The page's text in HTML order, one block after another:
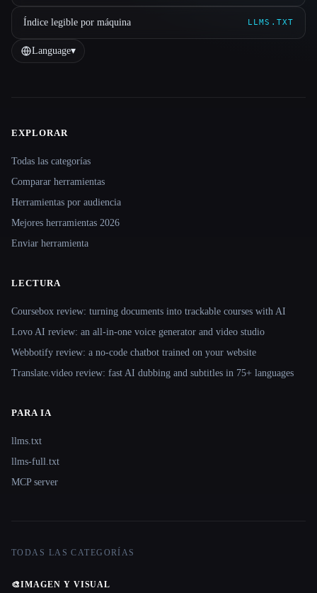
Índice legible por máquina LLMS.TXT
Language▾
Site navigation
EXPLORAR
Todas las categorías
Comparar herramientas
Herramientas por audiencia
Mejores herramientas 2026
Enviar herramienta
LECTURA
Coursebox review: turning documents into trackable courses with AI
Lovo AI review: an all-in-one voice generator and video studio
Webbotify review: a no-code chatbot trained on your website
Translate.video review: fast AI dubbing and subtitles in 75+ languages
PARA IA
llms.txt
llms-full.txt
MCP server
TODAS LAS CATEGORÍAS
🎨IMAGEN Y VISUAL